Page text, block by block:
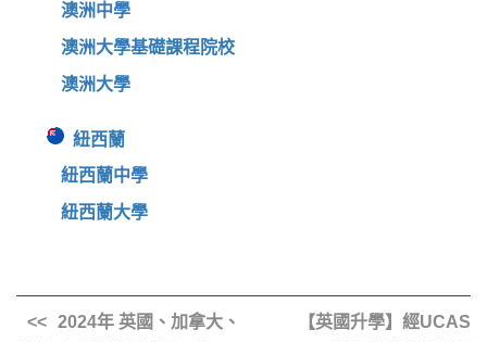
澳洲中學
澳洲大學基礎課程院校
澳洲大學
紐西蘭
紐西蘭中學
紐西蘭大學
2024年 英國、加拿大、
【英國升學】經UCAS